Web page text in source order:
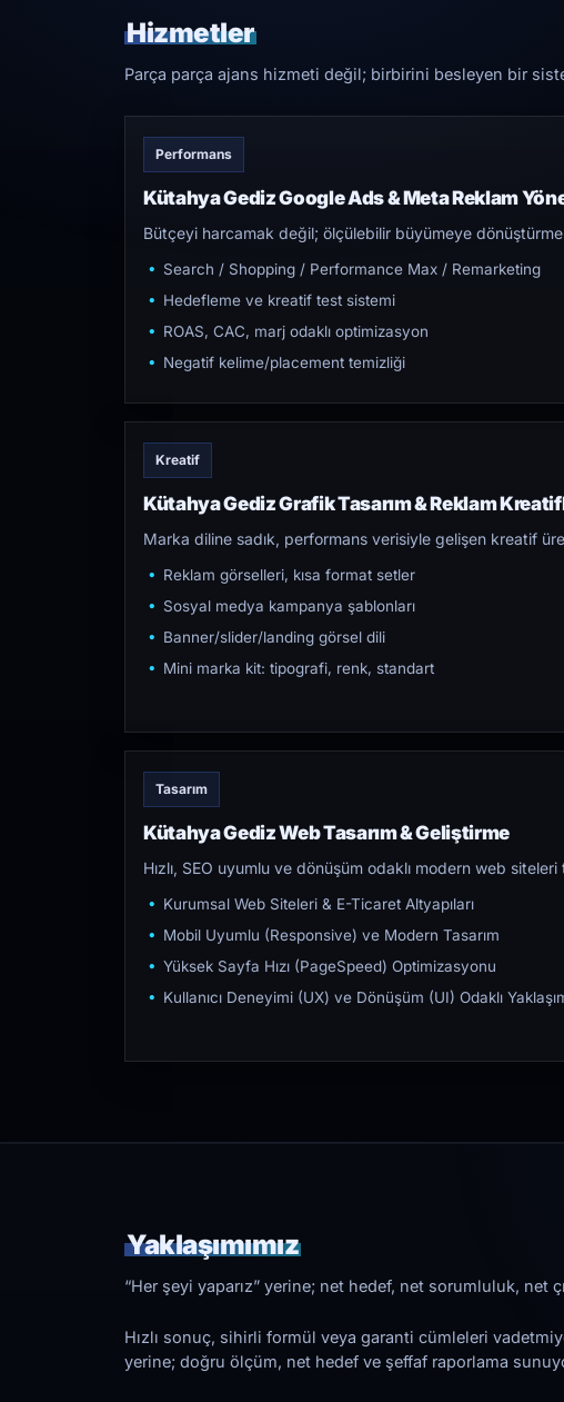
Hizmetler
Parça parça ajans hizmeti değil; birbirini besleyen bir
Performans
Kütahya Gediz Google Ads & Meta Reklam
Bütçeyi harcamak değil; ölçülebilir büyümeye
Search / Shopping / Performance Max / Remarketing
Hedefleme ve kreatif test sistemi
ROAS, CAC, marj odaklı optimizasyon
Negatif kelime/placement temizliği
Kreatif
Kütahya Gediz Grafik Tasarım & Reklam
Marka diline sadık, performans verisiyle gelişen kreatif
Reklam görselleri, kısa format setler
Sosyal medya kampanya şablonları
Banner/slider/landing görsel dili
Mini marka kit: tipografi, renk, standart
Tasarım
Kütahya Gediz Web Tasarım & Geliştirme
Hızlı, SEO uyumlu ve dönüşüm odaklı modern web siteleri
Kurumsal Web Siteleri & E-Ticaret Altyapıları
Mobil Uyumlu (Responsive) ve Modern Tasarım
Yüksek Sayfa Hızı (PageSpeed) Optimizasyonu
Kullanıcı Deneyimi (UX) ve Dönüşüm (UI) Odaklı
Yaklaşımımız
“Her şeyi yaparız” yerine; net hedef, net sorumluluk, net
Hızlı sonuç, sihirli formül veya garanti cümleleri
yerine; doğru ölçüm, net hedef ve şeffaf raporlama